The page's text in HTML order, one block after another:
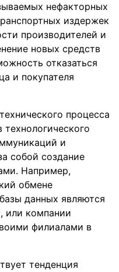
нефакторных
издержек
производителей и
новых средств
отказаться
и покупателя
процесса
и
собой создание
Например,
обмене
данных являются
или компании
филиалами в
тенденция